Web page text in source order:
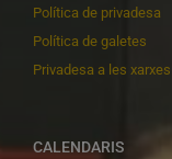
Política de privadesa
Política de galetes
Privadesa a les xarxes
CALENDARIS